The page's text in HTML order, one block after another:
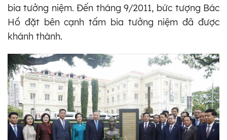
bia tưởng niệm. Đến tháng 9/2011, bức tượng Bác
Hồ đặt bên cạnh tấm bia tưởng niệm đã được
khánh thành.